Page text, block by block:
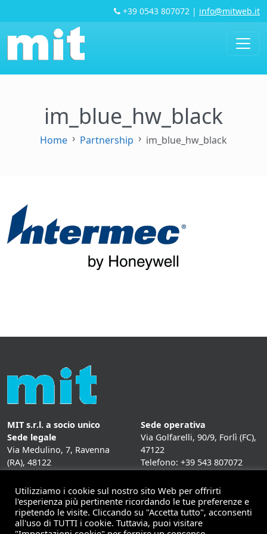
+39 0543 807072 | info@mitweb.it
im_blue_hw_black
Home Partnership im_blue_hw_black
MIT s.r.l. a socio unico
Sede legale
Via Medulino, 7, Ravenna
(RA), 48122
Sede operativa
Via Golfarelli, 90/9, Forlì (FC),
47122
Telefono: +39 543 807072
Mail: info@mitweb.it
INFORMATIVE
Privacy Policy
Cookie Policy
Utilizziamo i cookie sul nostro sito Web per offrirti
l'esperienza più pertinente ricordando le tue preferenze e
ripetendo le visite. Cliccando su "Accetta tutto", acconsenti
all'uso di TUTTI i cookie. Tuttavia, puoi visitare